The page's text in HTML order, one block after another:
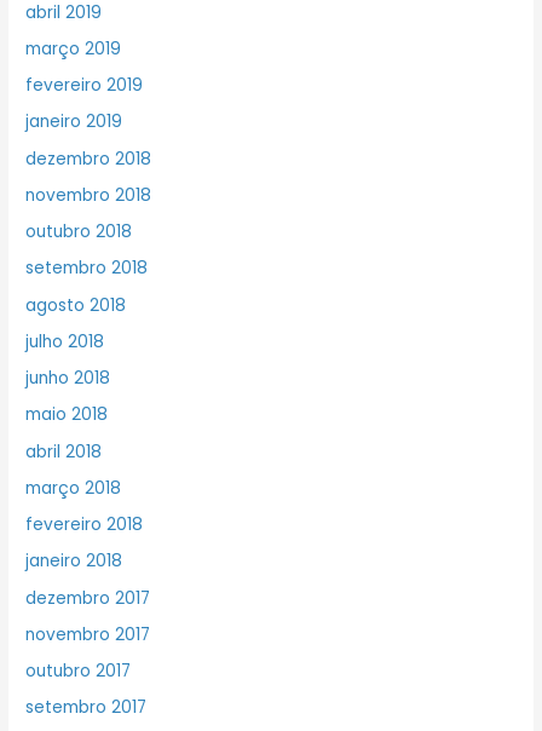
abril 2019
março 2019
fevereiro 2019
janeiro 2019
dezembro 2018
novembro 2018
outubro 2018
setembro 2018
agosto 2018
julho 2018
junho 2018
maio 2018
abril 2018
março 2018
fevereiro 2018
janeiro 2018
dezembro 2017
novembro 2017
outubro 2017
setembro 2017